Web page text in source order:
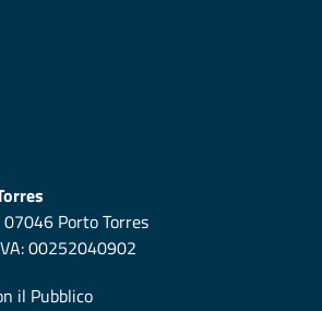
Porto Torres
00252040902
il Pubblico